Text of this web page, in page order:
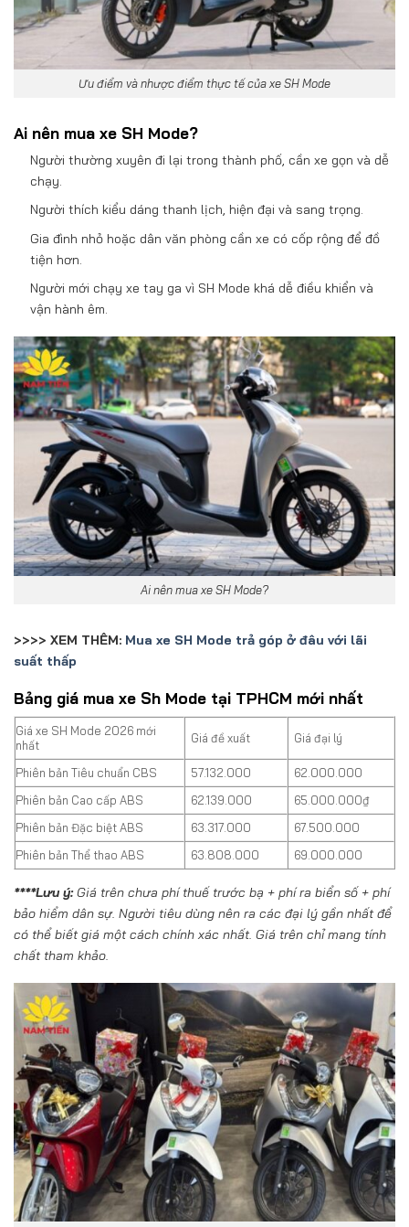
Ưu điểm và nhược điểm thực tế của xe SH Mode
Ai nên mua xe SH Mode?
Người thường xuyên đi lại trong thành phố, cần xe gọn và dễ
chạy.
Người thích kiểu dáng thanh lịch, hiện đại và sang trọng.
Gia đình nhỏ hoặc dân văn phòng cần xe có cốp rộng để đồ
tiện hơn.
Người mới chạy xe tay ga vì SH Mode khá dễ điều khiển và
vận hành êm.
Ai nên mua xe SH Mode?
>>>> XEM THÊM: Mua xe SH Mode trả góp ở đâu với lãi
suất thấp
Bảng giá mua xe Sh Mode tại TPHCM mới nhất
Giá xe SH Mode 2026 mới
nhất
Giá đề xuất Giá đại lý
Phiên bản Tiêu chuẩn CBS 57.132.000
62.000.000
Phiên bản Cao cấp ABS
62.139.000
65.000.000₫
Phiên bản Đặc biệt ABS
63.317.000
67.500.000
Phiên bản Thể thao ABS
63.808.000 69.000.000
****Lưu ý:Giá trên chưa phí thuế trước bạ + phí ra biển số + phí
bảo hiểm dân sự. Người tiêu dùng nên ra các đại lý gần nhất để
có thể biết giá một cách chính xác nhất. Giá trên chỉ mang tính
chất tham khảo.